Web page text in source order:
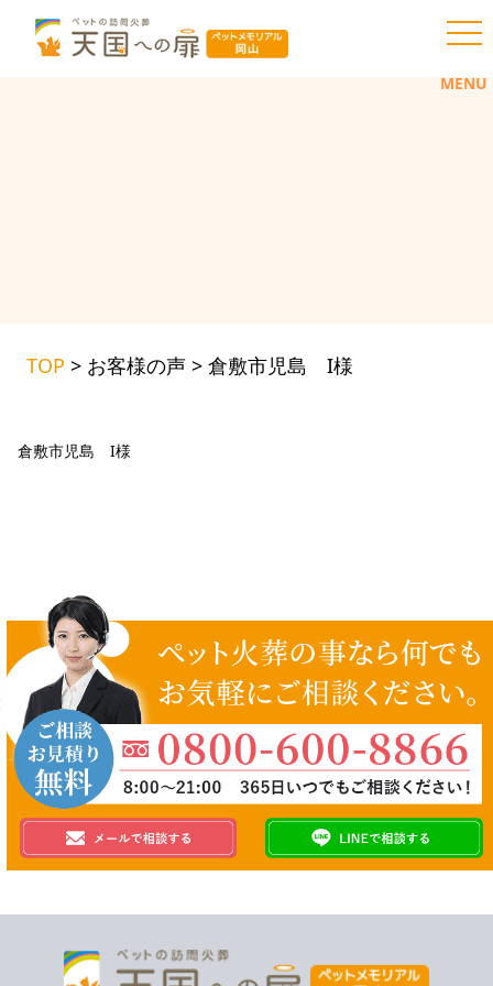
MENU
TOP > お客様の声 > 倉敷市児島 I様
倉敷市児島 I様